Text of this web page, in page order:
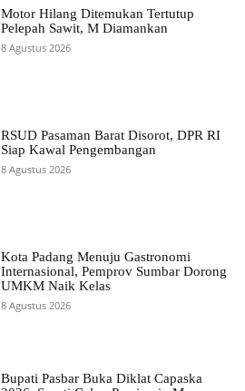
Motor Hilang Ditemukan Tertutup
Pelepah Sawit, M Diamankan
8 Agustus 2026
RSUD Pasaman Barat Disorot, DPR RI
Siap Kawal Pengembangan
8 Agustus 2026
Kota Padang Menuju Gastronomi
Internasional, Pemprov Sumbar Dorong
UMKM Naik Kelas
8 Agustus 2026
Bupati Pasbar Buka Diklat Capaska